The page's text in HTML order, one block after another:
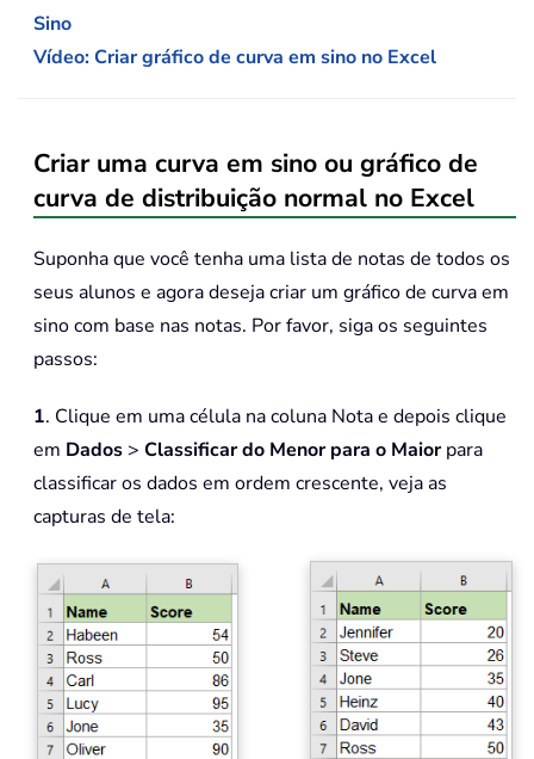
Sino
Vídeo: Criar gráfico de curva em sino no Excel
Criar uma curva em sino ou gráfico de
curva de distribuição normal no Excel
Suponha que você tenha uma lista de notas de todos os
seus alunos e agora deseja criar um gráfico de curva em
sino com base nas notas. Por favor, siga os seguintes
passos:
1. Clique em uma célula na coluna Nota e depois clique
em Dados > Classificar do Menor para o Maiorpara
classificar os dados em ordem crescente, veja as
capturas de tela: